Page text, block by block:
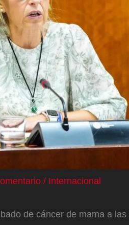
/ Internacional
de cáncer de mama a